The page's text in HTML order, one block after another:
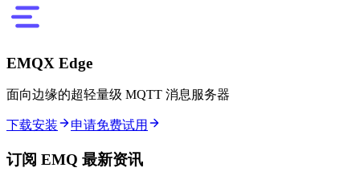
EMQX Edge
面向边缘的超轻量级 MQTT 消息服务器
下载安装 申请免费试用
订阅 EMQ 最新资讯